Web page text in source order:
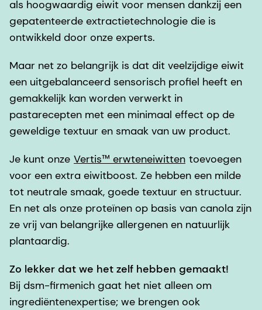
als hoogwaardig eiwit voor mensen dankzij een
gepatenteerde extractietechnologie die is
ontwikkeld door onze experts.
Maar net zo belangrijk is dat dit veelzijdige eiwit
een uitgebalanceerd sensorisch profiel heeft en
gemakkelijk kan worden verwerkt in
pastarecepten met een minimaal effect op de
geweldige textuur en smaak van uw product.
Je kunt onze Vertis™ erwteneiwitten toevoegen
voor een extra eiwitboost. Ze hebben een milde
tot neutrale smaak, goede textuur en structuur.
En net als onze proteïnen op basis van canola zijn
ze vrij van belangrijke allergenen en natuurlijk
plantaardig.
Zo lekker dat we het zelf hebben gemaakt!
Bij dsm-firmenich gaat het niet alleen om
ingrediëntenexpertise; we brengen ook